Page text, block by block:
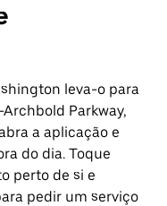
leva-o para
Parkway,
a aplicação e
do dia. Toque
perto de si e
pedir um serviço